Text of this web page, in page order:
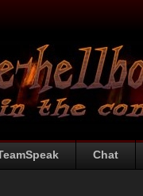
Chat